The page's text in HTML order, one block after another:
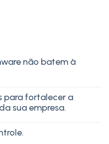
não batem à
para fortalecer a
sua empresa.